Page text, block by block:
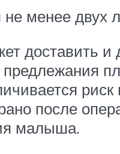
менее двух
доставить и
предлежания
риск
после
малыша.